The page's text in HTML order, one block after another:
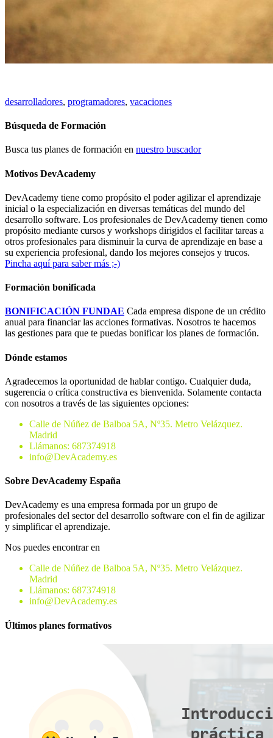
desarrolladores, programadores, vacaciones
Búsqueda de Formación
Busca tus planes de formación en nuestro buscador
Motivos DevAcademy
DevAcademy tiene como propósito el poder agilizar el aprendizaje
inicial o la especialización en diversas temáticas del mundo del
desarrollo software. Los profesionales de DevAcademy tienen como
propósito mediante cursos y workshops dirigidos el facilitar tareas a
otros profesionales para disminuir la curva de aprendizaje en base a
su experiencia profesional, dando los mejores consejos y trucos.
Pincha aquí para saber más ;-)
Formación bonificada
BONIFICACIÓN FUNDAE Cada empresa dispone de un crédito
anual para financiar las acciones formativas. Nosotros te hacemos
las gestiones para que te puedas bonificar los planes de formación.
Dónde estamos
Agradecemos la oportunidad de hablar contigo. Cualquier duda,
sugerencia o crítica constructiva es bienvenida. Solamente contacta
con nosotros a través de las siguientes opciones:
Calle de Núñez de Balboa 5A, Nº35. Metro Velázquez.
Madrid
Llámanos: 687374918
info@DevAcademy.es
Sobre DevAcademy España
DevAcademy es una empresa formada por un grupo de
profesionales del sector del desarrollo software con el fin de agilizar
y simplificar el aprendizaje.
Nos puedes encontrar en
Calle de Núñez de Balboa 5A, Nº35. Metro Velázquez.
Madrid
Llámanos: 687374918
info@DevAcademy.es
Últimos planes formativos